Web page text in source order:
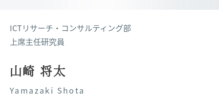
ICTリサーチ・コンサルティング部
上席主任研究員
山崎 将太
Yamazaki Shota